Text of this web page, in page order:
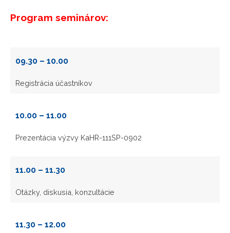
Program seminárov:
09.30 – 10.00
Registrácia účastníkov
10.00 – 11.00
Prezentácia výzvy KaHR-111SP-0902
11.00 – 11.30
Otázky, diskusia, konzultácie
11.30 – 12.00